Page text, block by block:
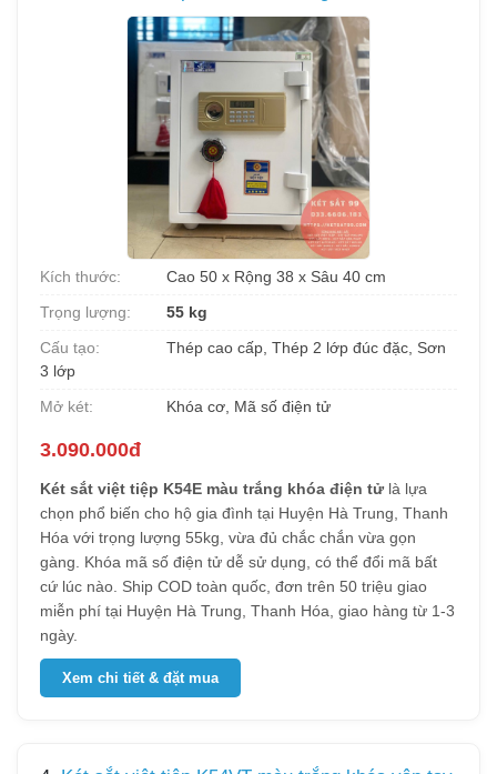
Kích thước:
Cao 50 x Rộng 38 x Sâu 40 cm
Trọng lượng:
55 kg
Cấu tạo:
Thép cao cấp, Thép 2 lớp đúc đặc, Sơn
3 lớp
Mở két:
Khóa cơ, Mã số điện tử
3.090.000đ
Két sắt việt tiệp K54E màu trắng khóa điện tửlà lựa
chọn phổ biến cho hộ gia đình tại Huyện Hà Trung, Thanh
Hóa với trọng lượng 55kg, vừa đủ chắc chắn vừa gọn
gàng. Khóa mã số điện tử dễ sử dụng, có thể đổi mã bất
cứ lúc nào. Ship COD toàn quốc, đơn trên 50 triệu giao
miễn phí tại Huyện Hà Trung, Thanh Hóa, giao hàng từ 1-3
ngày.
Xem chi tiết & đặt mua